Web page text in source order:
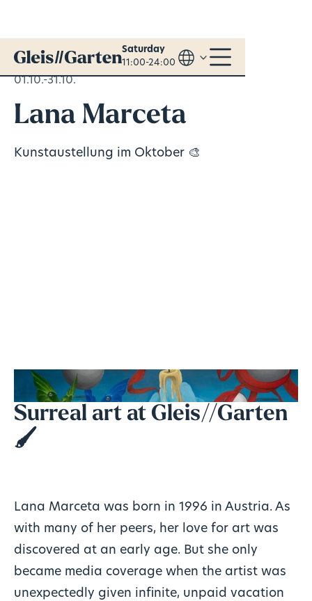
Saturday
11:00-24:00
01.10.-31.10.
Lana Marceta
Kunstaustellung im Oktober 🎨
Surreal art at Gleis//Garten
🖌️
Lana Marceta was born in 1996 in Austria. As
with many of her peers, her love for art was
discovered at an early age. But she only
became media coverage when the artist was
unexpectedly given infinite, unpaid vacation